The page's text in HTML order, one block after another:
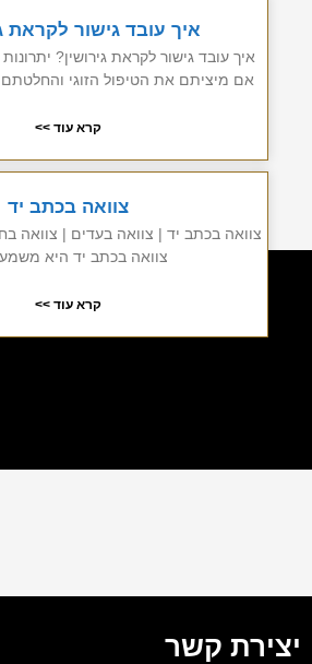
איך עובד גישור לקראת
איך עובד גישור לקראת גירושין?
אם מיציתם את הטיפול הזוגי והחלטתם
קרא עוד >>
צוואה בכתב יד
צוואה בכתב יד | צוואה בעדים | צוואה
צוואה בכתב יד היא
קרא עוד >>
יצירת קשר